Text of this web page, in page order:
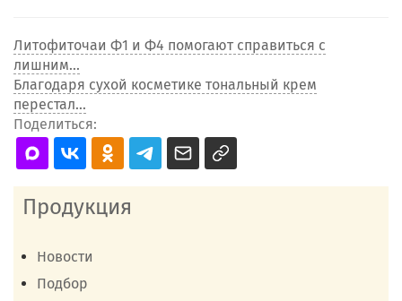
Литофиточаи Ф1 и Ф4 помогают справиться с
лишним...
Благодаря сухой косметике тональный крем
перестал...
Поделиться:
Продукция
Новости
Подбор